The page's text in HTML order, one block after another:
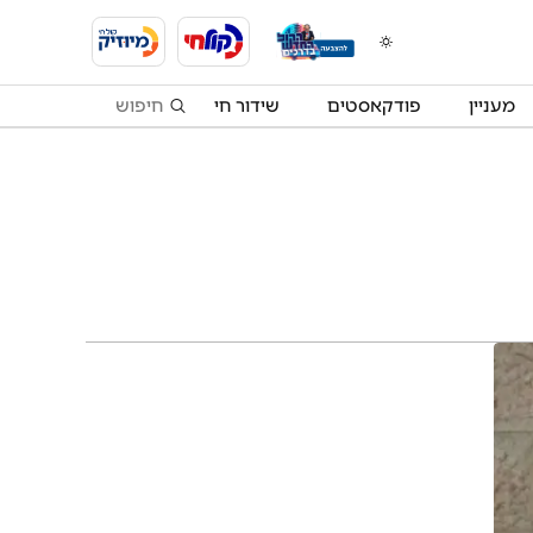
מעניין פודקאסטים שידור חי